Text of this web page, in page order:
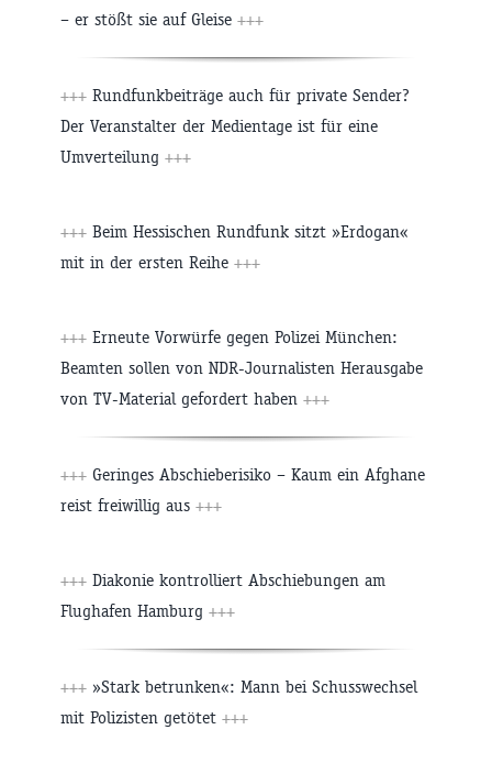
– er stößt sie auf Gleise +++
+++ Rundfunkbeiträge auch für private Sender?
Der Veranstalter der Medientage ist für eine
Umverteilung +++
+++ Beim Hessischen Rundfunk sitzt »Erdogan«
mit in der ersten Reihe +++
+++ Erneute Vorwürfe gegen Polizei München:
Beamten sollen von NDR-Journalisten Herausgabe
von TV-Material gefordert haben +++
+++ Geringes Abschieberisiko – Kaum ein Afghane
reist freiwillig aus +++
+++ Diakonie kontrolliert Abschiebungen am
Flughafen Hamburg +++
+++ »Stark betrunken«: Mann bei Schusswechsel
mit Polizisten getötet +++